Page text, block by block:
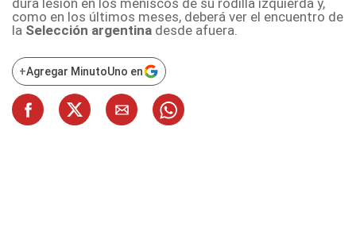
dura lesión en los meniscos de su rodilla izquierda y,
como en los últimos meses, deberá ver el encuentro de
la Selección argentina desde afuera.
+Agregar MinutoUno en